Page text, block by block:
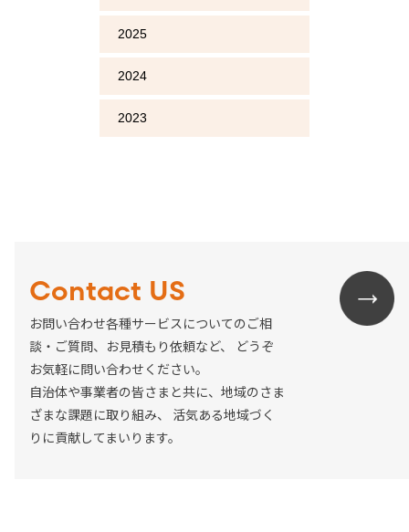
2025
2024
2023
Contact US
お問い合わせ各種サービスについてのご相
談・ご質問、お見積もり依頼など、
どうぞ
お気軽に問い合わせください。
自治体や事業者の皆さまと共に、地域のさま
ざまな課題に取り組み、
活気ある地域づく
りに貢献してまいります。